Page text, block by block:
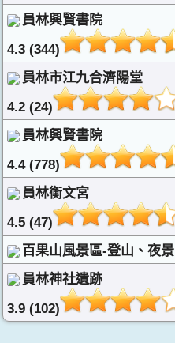
員林興賢書院
4.3 (344)
員林市江九合濟陽堂
4.2 (24)
員林興賢書院
4.4 (778)
員林衡文宮
4.5 (47)
百果山風景區-登山、夜景
員林神社遺跡
3.9 (102)